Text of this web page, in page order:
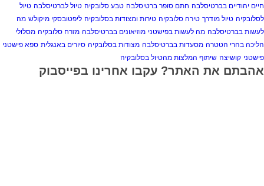
חיים יהודיים בברטיסלבה חתם סופר ברטיסלבה טבע סלובקיה טיול לברטיסלבה טיול
לסלובקיה טיול מודרך טירה סלובקיה טירות ומצודות בסלובקיה ליפטובסקי מיקולש מה
לעשות בברטיסלבה מה לעשות בפישטני מוזיאונים בברטיסלבה מזרח סלובקיה מסלולי
הליכה בהרי הטטרה מסעדות בברטיסלבה מצודות בסלובקיה סיורים באנגלית ספא פישטני
פישטני קושיצה שיתוף המלצות מהטיול בסלובקיה
אהבתם את האתר? עקבו אחרינו בפייסבוק